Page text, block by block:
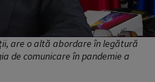
are o altă abordare în legătură
de comunicare în pandemie a